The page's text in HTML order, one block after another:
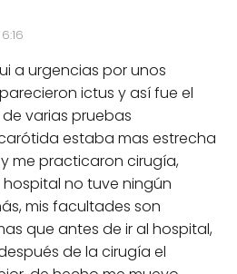
a urgencias por unos
ictus y así fue el
varias pruebas
estaba mas estrecha
me practicaron cirugía,
no tuve ningún
mis facultades son
que antes de ir al hospital,
de la cirugía el